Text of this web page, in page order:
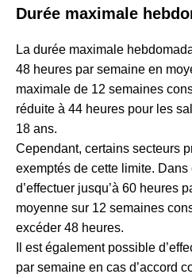
Durée maximale
La durée maximale
48 heures par semaine en
maximale de 12 semaines
réduite à 44 heures pour les
18 ans.
Cependant, certains secteurs
exemptés de cette limite.
d’effectuer jusqu’à 60 heures
moyenne sur 12 semaines
excéder 48 heures.
Il est également possible
par semaine en cas d’accord